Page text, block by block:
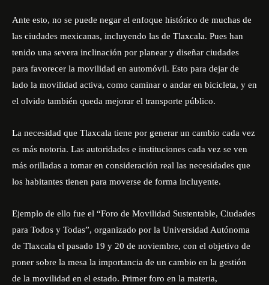
Ante esto, no se puede negar el enfoque histórico de muchas de
las ciudades mexicanas, incluyendo las de Tlaxcala. Pues han
tenido una severa inclinación por planear y diseñar ciudades
para favorecer la movilidad en automóvil. Esto para dejar de
lado la movilidad activa, como caminar o andar en bicicleta, y en
el olvido también queda mejorar el transporte público.
La necesidad que Tlaxcala tiene por generar un cambio cada vez
es más notoria. Las autoridades e instituciones cada vez se ven
más orilladas a tomar en consideración real las necesidades que
los habitantes tienen para moverse de forma incluyente.
Ejemplo de ello fue el “Foro de Movilidad Sustentable, Ciudades
para Todos y Todas”, organizado por la Universidad Autónoma
de Tlaxcala el pasado 19 y 20 de noviembre, con el objetivo de
poner sobre la mesa la importancia de un cambio en la gestión
de la movilidad en el estado. Primer foro en la materia,